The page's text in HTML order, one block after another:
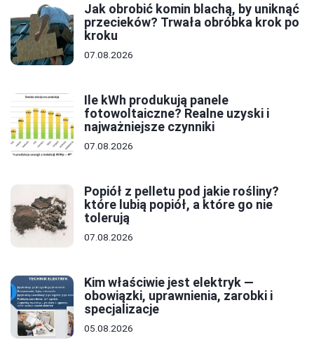
Jak obrobić komin blachą, by uniknąć
przecieków? Trwała obróbka krok po
kroku
07.08.2026
Ile kWh produkują panele
fotowoltaiczne? Realne uzyski i
najważniejsze czynniki
07.08.2026
Popiół z pelletu pod jakie rośliny?
które lubią popiół, a które go nie
tolerują
07.08.2026
Kim właściwie jest elektryk —
obowiązki, uprawnienia, zarobki i
specjalizacje
05.08.2026